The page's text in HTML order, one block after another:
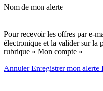
Nom de mon alerte
Pour recevoir les offres par e-
électronique et la valider sur la
rubrique « Mon compte »
AnnulerEnregistrer mon alerte